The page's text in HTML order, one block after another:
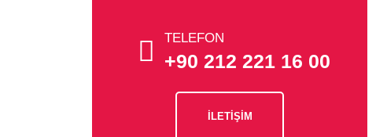
TELEFON
+90 212 221 16 00
İLETİŞİM